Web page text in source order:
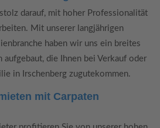
darauf, mit hoher Professionalität
Mit unserer langjährigen
haben wir uns ein breites
die Ihnen bei Verkauf oder
in Irschenberg zugutekommen.
mit Carpaten